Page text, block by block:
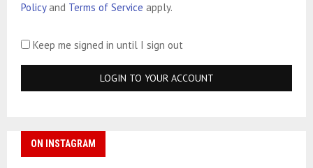
Policyand Terms of Service apply.
Keep me signed in until I sign out
ON INSTAGRAM